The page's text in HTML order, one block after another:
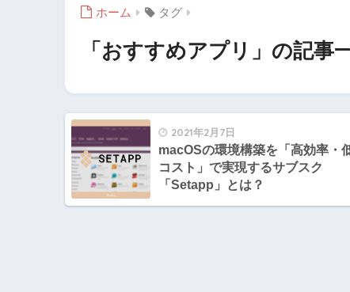
ホーム タグ
「おすすめアプリ」の記事
2021年2月7日
macOSの環境構築を「高効率・
コスト」で実現するサブスク
「Setapp」とは？